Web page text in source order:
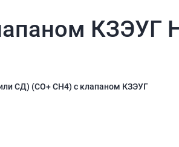
КЗЭУГ
СД) (СО+ СН4) с клапаном КЗЭУГ